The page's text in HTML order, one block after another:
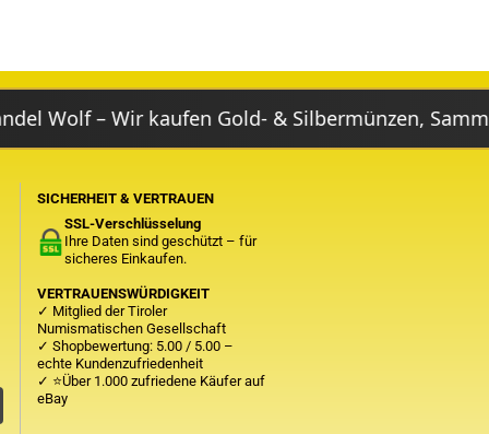
– Wir kaufen Gold- & Silbermünzen,
SICHERHEIT & VERTRAUEN
SSL-Verschlüsselung
Ihre Daten sind geschützt – für
sicheres Einkaufen.
VERTRAUENSWÜRDIGKEIT
✓ Mitglied der Tiroler
Numismatischen Gesellschaft
✓ Shopbewertung: 5.00 / 5.00 –
echte Kundenzufriedenheit
✓ ⭐Über 1.000 zufriedene Käufer auf
eBay